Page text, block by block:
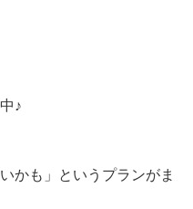
♪
かも」というプランがま